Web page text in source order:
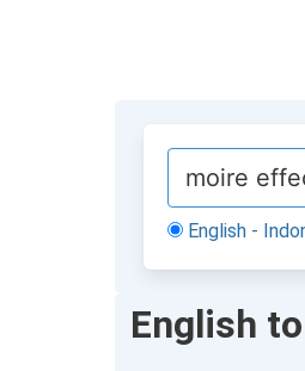
English -
English